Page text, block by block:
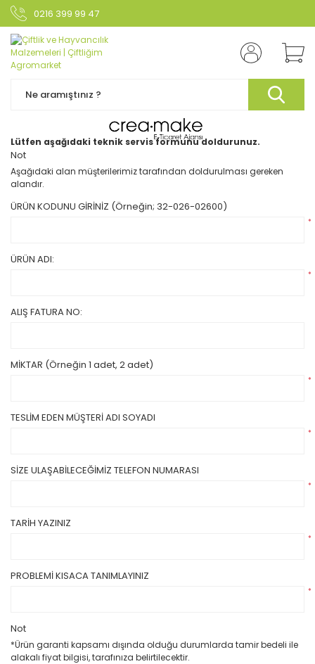
0216 399 99 47
Lütfen aşağıdaki teknik servis formunu doldurunuz.
Not
Aşağıdaki alan müşterilerimiz tarafından doldurulması gereken
alandır.
ÜRÜN KODUNU GİRİNİZ (Örneğin; 32-026-02600)
*
ÜRÜN ADI:
*
ALIŞ FATURA NO:
MİKTAR (Örneğin 1 adet, 2 adet)
*
TESLİM EDEN MÜŞTERİ ADI SOYADI
*
SİZE ULAŞABİLECEĞİMİZ TELEFON NUMARASI
*
TARİH YAZINIZ
*
PROBLEMİ KISACA TANIMLAYINIZ
*
Not
*Ürün garanti kapsamı dışında olduğu durumlarda tamir bedeli ile
alakalı fiyat bilgisi, tarafınıza belirtilecektir.